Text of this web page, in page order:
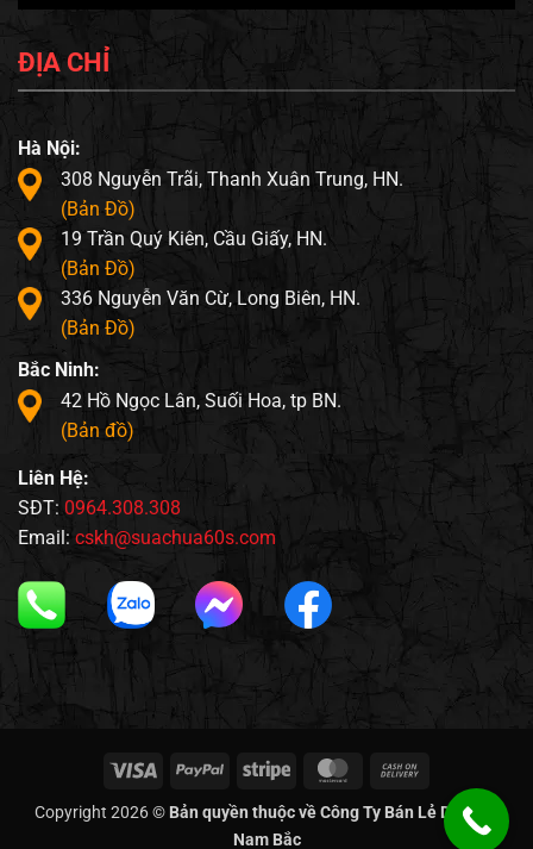
ĐỊA CHỈ
Hà Nội:
308 Nguyễn Trãi, Thanh Xuân Trung, HN.
(Bản Đồ)
19 Trần Quý Kiên, Cầu Giấy, HN.
(Bản Đồ)
336 Nguyễn Văn Cừ, Long Biên, HN.
(Bản Đồ)
Bắc Ninh:
42 Hồ Ngọc Lân, Suối Hoa, tp BN.
(Bản đồ)
Liên Hệ:
SĐT: 0964.308.308
Email: cskh@suachua60s.com
Visa PayPal Stripe MasterCard
Delivery
Copyright 2026 © Bản quyền thuộc về Công Ty Bán Lẻ Di Động
Nam Bắc